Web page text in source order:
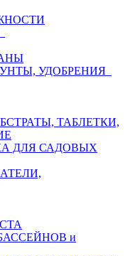
УДОБРЕНИЯ
ТАБЛЕТКИ,
ДЛЯ САДОВЫХ
и